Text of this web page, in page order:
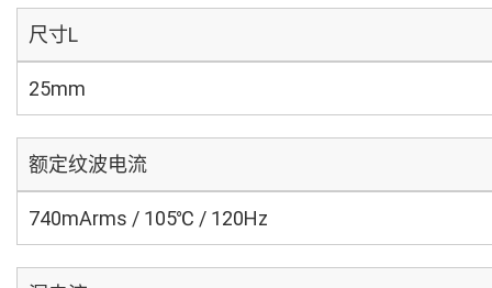
尺寸L
25mm
额定纹波电流
740mArms / 105℃ / 120Hz